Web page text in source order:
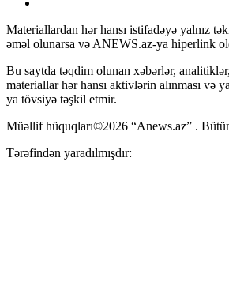
Materiallardan hər hansı istifadəyə yalnız
əməl olunarsa və ANEWS.az-ya hiperlink
Bu saytda təqdim olunan xəbərlər,
materiallar hər hansı aktivlərin alınması və
ya tövsiyə təşkil etmir.
Müəllif hüquqları©2026 “Anews.az” .
Tərəfindən yaradılmışdır: